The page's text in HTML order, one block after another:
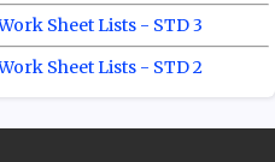
Sheet Lists - STD 3
Sheet Lists - STD 2